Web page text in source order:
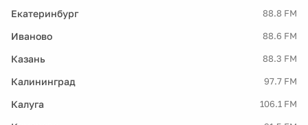
Екатеринбург 88.8 FM
Иваново 88.6 FM
Казань 88.3 FM
Калининград 97.7 FM
Калуга 106.1 FM